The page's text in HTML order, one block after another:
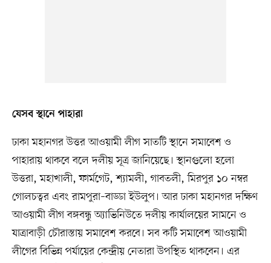
যেসব স্থানে পাহারা
ঢাকা মহানগর উত্তর আওয়ামী লীগ সাতটি স্থানে সমাবেশ ও
পাহারায় থাকবে বলে দলীয় সূত্র জানিয়েছে। স্থানগুলো হলো
উত্তরা, মহাখালী, ফার্মগেট, শ্যামলী, গাবতলী, মিরপুর ১০ নম্বর
গোলচত্বর এবং রামপুরা–বাড্ডা ইউলুপ। আর ঢাকা মহানগর দক্ষিণ
আওয়ামী লীগ বঙ্গবন্ধু অ্যাভিনিউতে দলীয় কার্যালয়ের সামনে ও
যাত্রাবাড়ী চৌরাস্তায় সমাবেশ করবে। সব কটি সমাবেশ আওয়ামী
লীগের বিভিন্ন পর্যায়ের কেন্দ্রীয় নেতারা উপস্থিত থাকবেন। এর